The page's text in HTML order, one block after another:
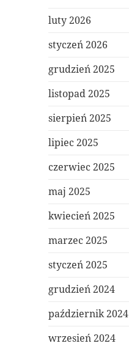
luty 2026
styczeń 2026
grudzień 2025
listopad 2025
sierpień 2025
lipiec 2025
czerwiec 2025
maj 2025
kwiecień 2025
marzec 2025
styczeń 2025
grudzień 2024
październik 2024
wrzesień 2024